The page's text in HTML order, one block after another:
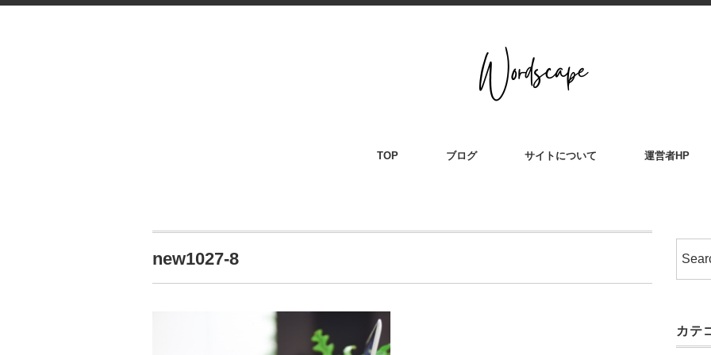
TOP ブログ サイトについて 運営者HP
new1027-8
カテ